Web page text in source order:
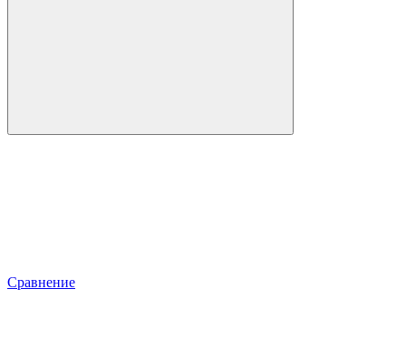
Сравнение